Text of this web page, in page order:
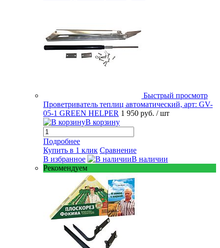
Быстрый просмотр
Проветриватель теплиц автоматический, арт: GV-
05-1 GREEN HELPER 1 950 руб. / шт
В корзину
Подробнее
Купить в 1 клик Сравнение
В избранное
В наличии
Рекомендуем